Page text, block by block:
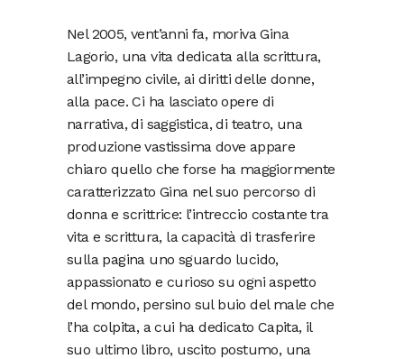
Nel 2005, vent’anni fa, moriva Gina
Lagorio, una vita dedicata alla scrittura,
all’impegno civile, ai diritti delle donne,
alla pace. Ci ha lasciato opere di
narrativa, di saggistica, di teatro, una
produzione vastissima dove appare
chiaro quello che forse ha maggiormente
caratterizzato Gina nel suo percorso di
donna e scrittrice: l’intreccio costante tra
vita e scrittura, la capacità di trasferire
sulla pagina uno sguardo lucido,
appassionato e curioso su ogni aspetto
del mondo, persino sul buio del male che
l’ha colpita, a cui ha dedicato Capita, il
suo ultimo libro, uscito postumo, una